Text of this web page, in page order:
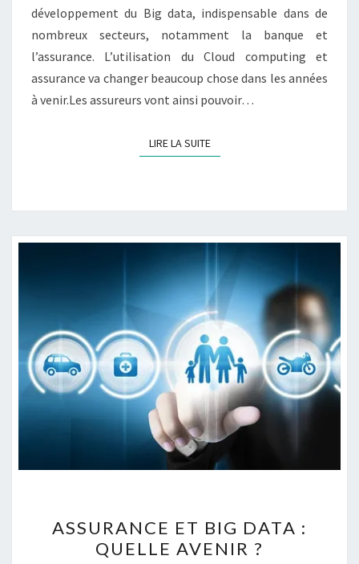
développement du Big data, indispensable dans de
nombreux secteurs, notamment la banque et
l’assurance. L’utilisation du Cloud computing et
assurance va changer beaucoup chose dans les années
à venir.Les assureurs vont ainsi pouvoir…
LIRE LA SUITELIRE LA SUITE
ET
BIG
ASSURANCE ET BIG DATA :
QUELLE AVENIR ?